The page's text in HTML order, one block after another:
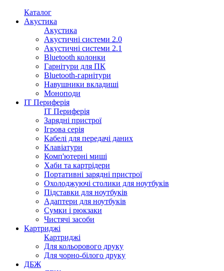
Каталог
Акустика
Акустика
Акустичні системи 2.0
Акустичні системи 2.1
Bluetooth колонки
Гарнітури для ПК
Bluetooth-гарнітури
Навушники вкладиші
Моноподи
IT Периферія
IT Периферія
Зарядні пристрої
Ігрова серія
Кабелі для передачі даних
Клавіатури
Комп'ютерні миші
Хаби та картрідери
Портативні зарядні пристрої
Охолоджуючі столики для ноутбуків
Підставки для ноутбуків
Адаптери для ноутбуків
Сумки і рюкзаки
Чистячі засоби
Картриджі
Картриджі
Для кольорового друку
Для чорно-білого друку
ДБЖ